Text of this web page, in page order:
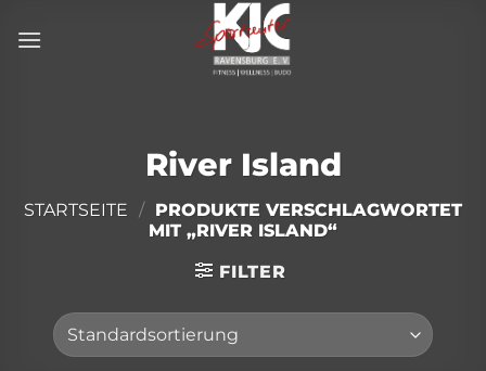
Inhalt
River Island
STARTSEITE / PRODUKTE VERSCHLAGWORTET
MIT „RIVER ISLAND“
FILTER